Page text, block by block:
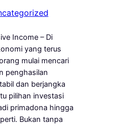
Income – Di
yang terus
mulai mencari
penghasilan
dan berjangka
pilihan investasi
primadona hingga
Bukan tanpa